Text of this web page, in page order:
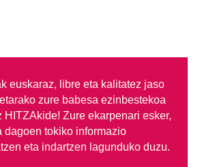
euskaraz, libre eta kalitatez jaso
zure babesa ezinbestekoa
HITZAkide! Zure ekarpenari esker,
dagoen tokiko informazio
eta indartzen lagunduko duzu.